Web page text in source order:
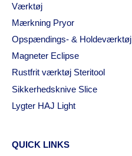
Værktøj
Mærkning Pryor
Opspændings- & Holdeværktøj
Magneter Eclipse
Rustfrit værktøj Steritool
Sikkerhedsknive Slice
Lygter HAJ Light
QUICK LINKS